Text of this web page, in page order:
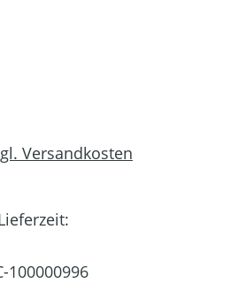
Versandkosten
100000996